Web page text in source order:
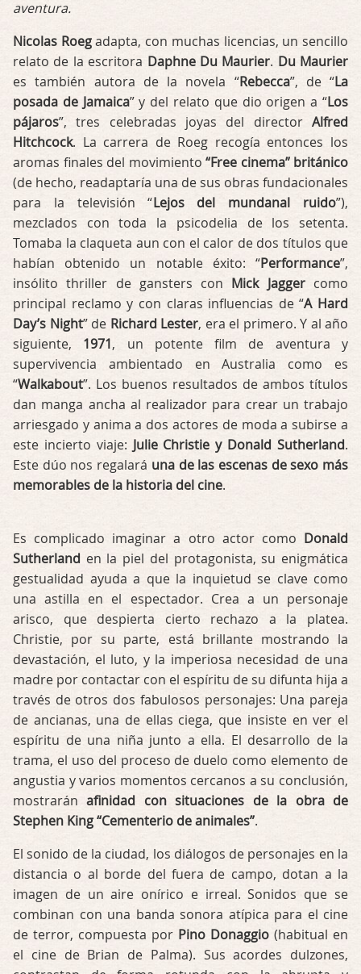
aventura.
Nicolas Roegadapta, con muchas licencias, un sencillo
relato de la escritora Daphne Du Maurier. Du Maurier
es también autora de la novela “Rebecca”, de “La
posada de Jamaica” y del relato que dio origen a “Los
pájaros”, tres celebradas joyas del director Alfred
Hitchcock. La carrera de Roeg recogía entonces los
aromas finales del movimiento “Free cinema” británico
(de hecho, readaptaría una de sus obras fundacionales
para la televisión “Lejos del mundanal ruido”),
mezclados con toda la psicodelia de los setenta.
Tomaba la claqueta aun con el calor de dos títulos que
habían obtenido un notable éxito: “Performance”,
insólito thriller de gansters con Mick Jaggercomo
principal reclamo y con claras influencias de “A Hard
Day’s Night” de Richard Lester, era el primero. Y al año
siguiente, 1971, un potente film de aventura y
supervivencia ambientado en Australia como es
“Walkabout”. Los buenos resultados de ambos títulos
dan manga ancha al realizador para crear un trabajo
arriesgado y anima a dos actores de moda a subirse a
este incierto viaje: Julie Christie y Donald Sutherland.
Este dúo nos regalará una de las escenas de sexo más
memorables de la historia del cine.
Es complicado imaginar a otro actor como Donald
Sutherland en la piel del protagonista, su enigmática
gestualidad ayuda a que la inquietud se clave como
una astilla en el espectador. Crea a un personaje
arisco, que despierta cierto rechazo a la platea.
Christie, por su parte, está brillante mostrando la
devastación, el luto, y la imperiosa necesidad de una
madre por contactar con el espíritu de su difunta hija a
través de otros dos fabulosos personajes: Una pareja
de ancianas, una de ellas ciega, que insiste en ver el
espíritu de una niña junto a ella. El desarrollo de la
trama, el uso del proceso de duelo como elemento de
angustia y varios momentos cercanos a su conclusión,
mostraránafinidad con situaciones de la obra de
Stephen King “Cementerio de animales”.
El sonido de la ciudad, los diálogos de personajes en la
distancia o al borde del fuera de campo, dotan a la
imagen de un aire onírico e irreal. Sonidos que se
combinan con una banda sonora atípica para el cine
de terror, compuesta por Pino Donaggio (habitual en
el cine de Brian de Palma). Sus acordes dulzones,